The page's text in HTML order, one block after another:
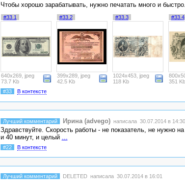
Чтобы хорошо зарабатывать, нужно печатать много и
#33.1
640x269, jpeg
73.7 Kb
#33.2
399x289, jpeg
42.5 Kb
#33.3
1024x453, jpeg
118 Kb
#33.4
351 Kb
#33
В контексте
Лучший комментарий Ирина (advego) написала 30.07.2014 в 14:30
Здравствуйте. Скорость работы - не показатель, не нужно
и 40 минут, и целый ...
#22 В контексте
Лучший комментарий DELETED написала 30.07.2014 в 16:01